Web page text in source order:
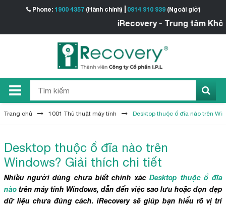
Phone: 1900 4357(Hành chính) 0914 910 939(Ngoài giờ)
iRecovery - Trung tâm Khôi
Trang chủ 1001 Thủ thuật máy tính Desktop thuộc ổ đĩa nào trên
Desktop thuộc ổ đĩa nào trên
Windows? Giải thích chi tiết
Nhiều người dùng chưa biết chính xácDesktop thuộc ổ đĩa
nàotrên máy tính Windows, dẫn đến việc sao lưu hoặc dọn dẹp
dữ liệu chưa đúng cách. iRecovery sẽ giúp bạn hiểu rõ vị trí